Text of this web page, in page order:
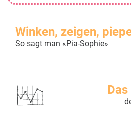
Winken, zeigen,
So sagt man «Pia-Sophie»